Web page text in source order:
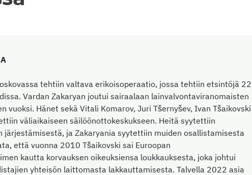
tehtiin valtava erikoisoperaatio, jossa tehtiin etsintöjä 22
Vardan Zakaryan joutui sairaalaan lainvalvontaviranomaisten
vuoksi. Hänet sekä Vitali Komarov, Juri Tšernyšev, Ivan Tšaikovski
väliaikaiseen säilöönottokeskukseen. Heitä syytettiin
järjestämisestä, ja Zakaryania syytettiin muiden osallistamisesta
että vuonna 2010 Tšaikovski sai Euroopan
kautta korvauksen oikeuksiensa loukkauksesta, joka johtui
yhteisön laittomasta lakkauttamisesta. Talvella 2022 asia